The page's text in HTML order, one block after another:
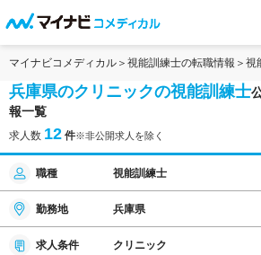
マイナビコメディカル 視能訓練士の転職情報 視
兵庫県のクリニックの視能訓練士
報一覧
求人数 12 件※非公開求人を除く
職種 視能訓練士
勤務地 兵庫県
求人条件 クリニック